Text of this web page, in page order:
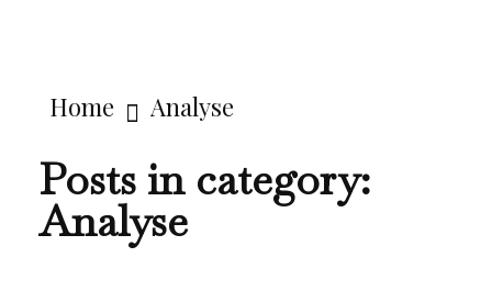
Home Analyse
Posts in category:
Analyse